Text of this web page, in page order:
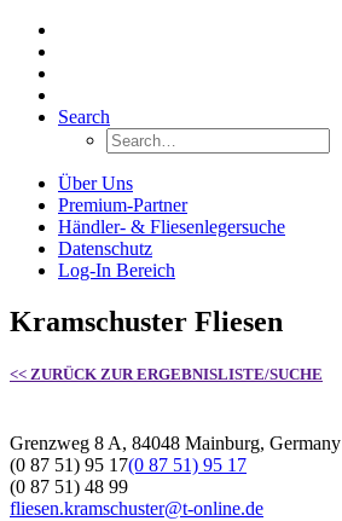
Search
Über Uns
Premium-Partner
Händler- & Fliesenlegersuche
Datenschutz
Log-In Bereich
Kramschuster Fliesen
<< ZURÜCK ZUR ERGEBNISLISTE/SUCHE
Grenzweg 8 A, 84048 Mainburg, Germany
(0 87 51) 95 17(0 87 51) 95 17
(0 87 51) 48 99
fliesen.kramschuster@t-online.de